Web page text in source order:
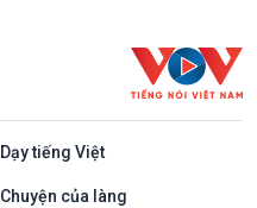
Dạy tiếng Việt
Chuyện của làng